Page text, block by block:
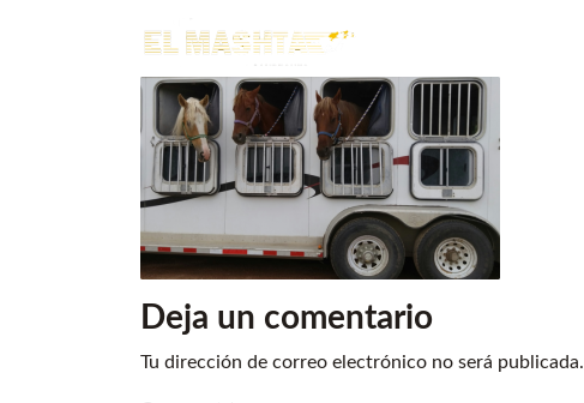
Main Navigation
Deja un comentario
Tu dirección de correo electrónico no será publicada.